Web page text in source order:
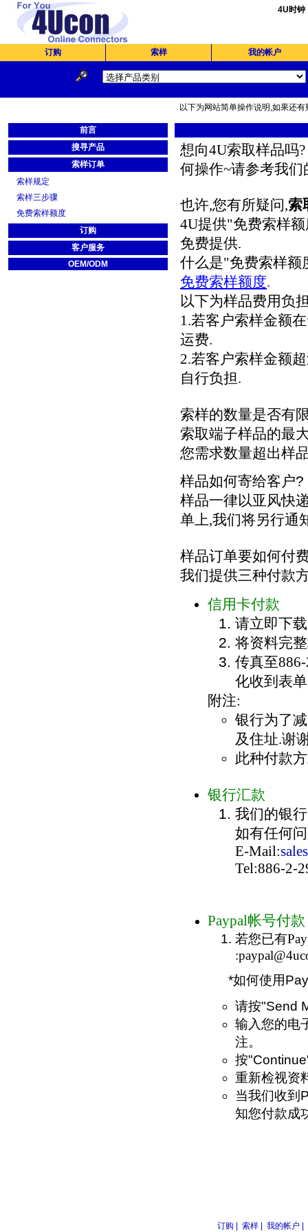
4U时钟
订购 索样 我的帐户
以下为网站简单操作说明,如果还
前言
搜寻产品
索样订单
索样规定
索样三步骤
免费索样额度
订购
客户服务
OEM/ODM
想向4U索取样品吗?
何操作~请参考我们
也许,您有所疑问,索
4U提供"免费索样
免费提供.
什么是"免费索样额
免费索样额度.
以下为样品费用负
1.若客户索样金额
运费.
2.若客户索样金额
自行负担.
索样的数量是否有
索取端子样品的最
您需求数量超出样
样品如何寄给客户?
样品一律以亚风快
单上,我们将另行通
样品订单要如何付
我们提供三种付款
信用卡付款
请立即下
将资料完
传真至
化收到表
附注:
银行为了
及住址.谢
此种付款
银行汇款
我们的银
如有任何
E-Mail:
Tel:886-2-
Paypal帐号付款
若您已有
*如何使用
请按"Send
输入您的电
注。
按
重新检视资
当我们收到
知您付款成
订购 | 索样 | 我的帐户 |